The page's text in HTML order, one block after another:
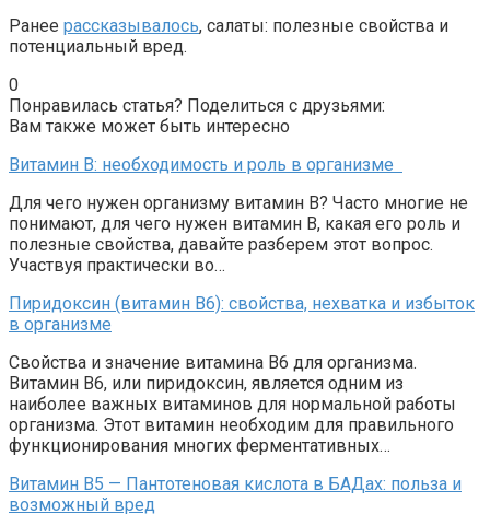
Ранее рассказывалось, салаты: полезные свойства и
потенциальный вред.
0
Понравилась статья? Поделиться с друзьями:
Вам также может быть интересно
Витамин B: необходимость и роль в организме
Для чего нужен организму витамин B? Часто многие не
понимают, для чего нужен витамин B, какая его роль и
полезные свойства, давайте разберем этот вопрос.
Участвуя практически во…
Пиридоксин (витамин B6): свойства, нехватка и избыток
в организме
Свойства и значение витамина В6 для организма.
Витамин В6, или пиридоксин, является одним из
наиболее важных витаминов для нормальной работы
организма. Этот витамин необходим для правильного
функционирования многих ферментативных…
Витамин В5 — Пантотеновая кислота в БАДах: польза и
возможный вред